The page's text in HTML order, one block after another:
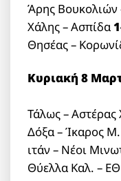
Άρης Βουκολιών
Χάλης – Ασπίδα
Θησέας –
Κυριακή 8
Τάλως –
Δόξα – Ίκαρος
ιτάν – Νέοι
Θύελλα Καλ. –